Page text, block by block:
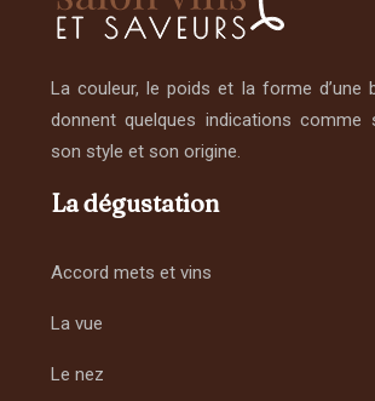
La couleur, le poids et la forme d’une
donnent quelques indications comme
son style et son origine.
La dégustation
Accord mets et vins
La vue
Le nez